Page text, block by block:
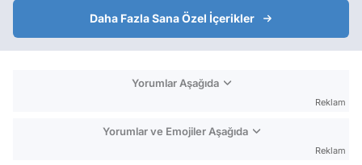
Daha Fazla Sana Özel İçerikler
Yorumlar Aşağıda
Reklam
Yorumlar ve Emojiler Aşağıda
Reklam